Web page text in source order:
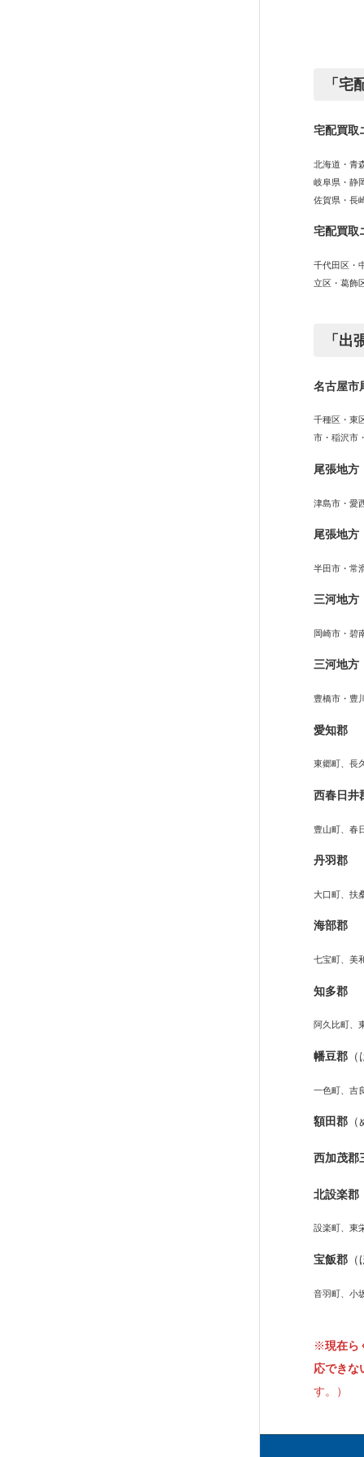
「宅
宅配買取
北海道・青
岐阜県・静
佐賀県・長
宅配買取
千代田区・
立区・葛飾
「出
名古屋市
千種区・東
市・稲沢市
尾張地方
津島市・愛
尾張地方
半田市・常
三河地方
岡崎市・碧
三河地方
豊橋市・豊
愛知郡
東郷町、長
西春日井
豊山町、春
丹羽郡
大口町、扶
海部郡
七宝町、美
知多郡
阿久比町、
幡豆郡
一色町、吉
額田郡
西加茂郡
北設楽郡
設楽町、東
宝飯郡
音羽町、小
※現在ら
応できな
す。）